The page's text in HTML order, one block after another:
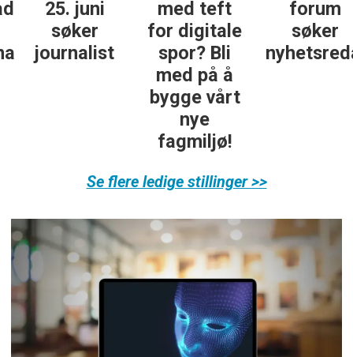
25. juni
søker
journalist
med teft
for digitale
spor? Bli
med på å
bygge vårt
nye
fagmiljø!
forum
søker
Se flere ledige stillinger >>